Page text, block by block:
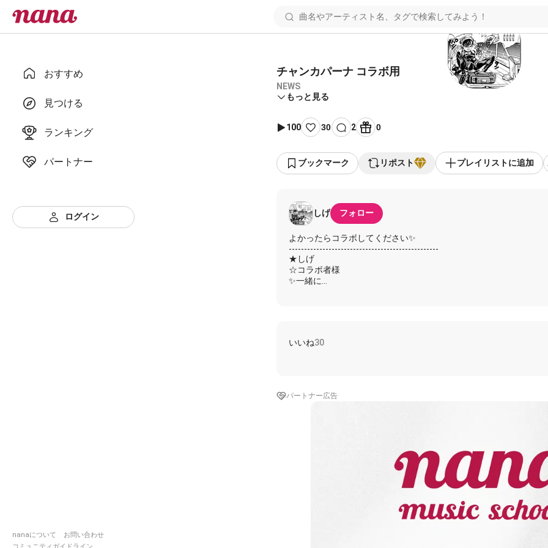
おすすめ
見つける
ランキング
パートナー
ログイン
nanaについて
お問い合わせ
コミュニティガイドライン
チャンカパーナ コラボ用
NEWS
もっと見る
100 30 2 0
ブックマーク リポスト プレイリストに追加
しげ フォロー
よかったらコラボしてください✨
-------------------------------------------------
★しげ
☆コラボ者様
✨一緒に
誰かと話したかった
✨Baby チャンチャンチャンカパーナ
✨Baby チャンチャンチャンカパーナ
恥らうその瞳 狂ってしまいそう
チャンカパーナ チャンカパーナ
--------------------------------------------------
いいね30
パートナー広告